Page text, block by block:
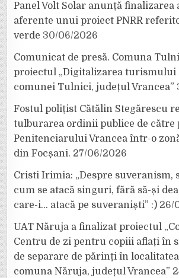
Panel Volt Solar anunță
aferente unui proiect PNRR
verde 30/06/2026
Comunicat de presă. Comuna
proiectul „Digitalizarea turismului
comunei Tulnici, județul Vrancea”
Fostul polițist Cătălin Stegărescu
tulburarea ordinii publice de către
Penitenciarului Vrancea într-o
din Focșani. 27/06/2026
Cristi Irimia: „Despre suveranism,
cum se atacă singuri, fără să-și
care-i… atacă pe suveraniști” :) 26/
UAT Năruja a finalizat proiectul
Centru de zi pentru copiii aflați în
de separare de părinți în
comuna Năruja, județul Vrancea”